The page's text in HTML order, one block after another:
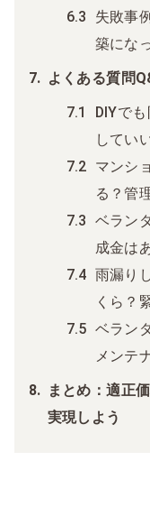
失敗事
築にな
よくある質問
DIYで
してい
マンシ
る？管
ベラン
成金は
雨漏り
くら？
ベラン
メンテ
まとめ：適正
実現しよう